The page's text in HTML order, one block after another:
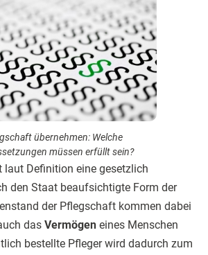
übernehmen: Welche
müssen erfüllt sein?
laut Definition eine gesetzlich
den Staat beaufsichtigte Form der
der Pflegschaft kommen dabei
das Vermögen eines Menschen
bestellte Pfleger wird dadurch zum